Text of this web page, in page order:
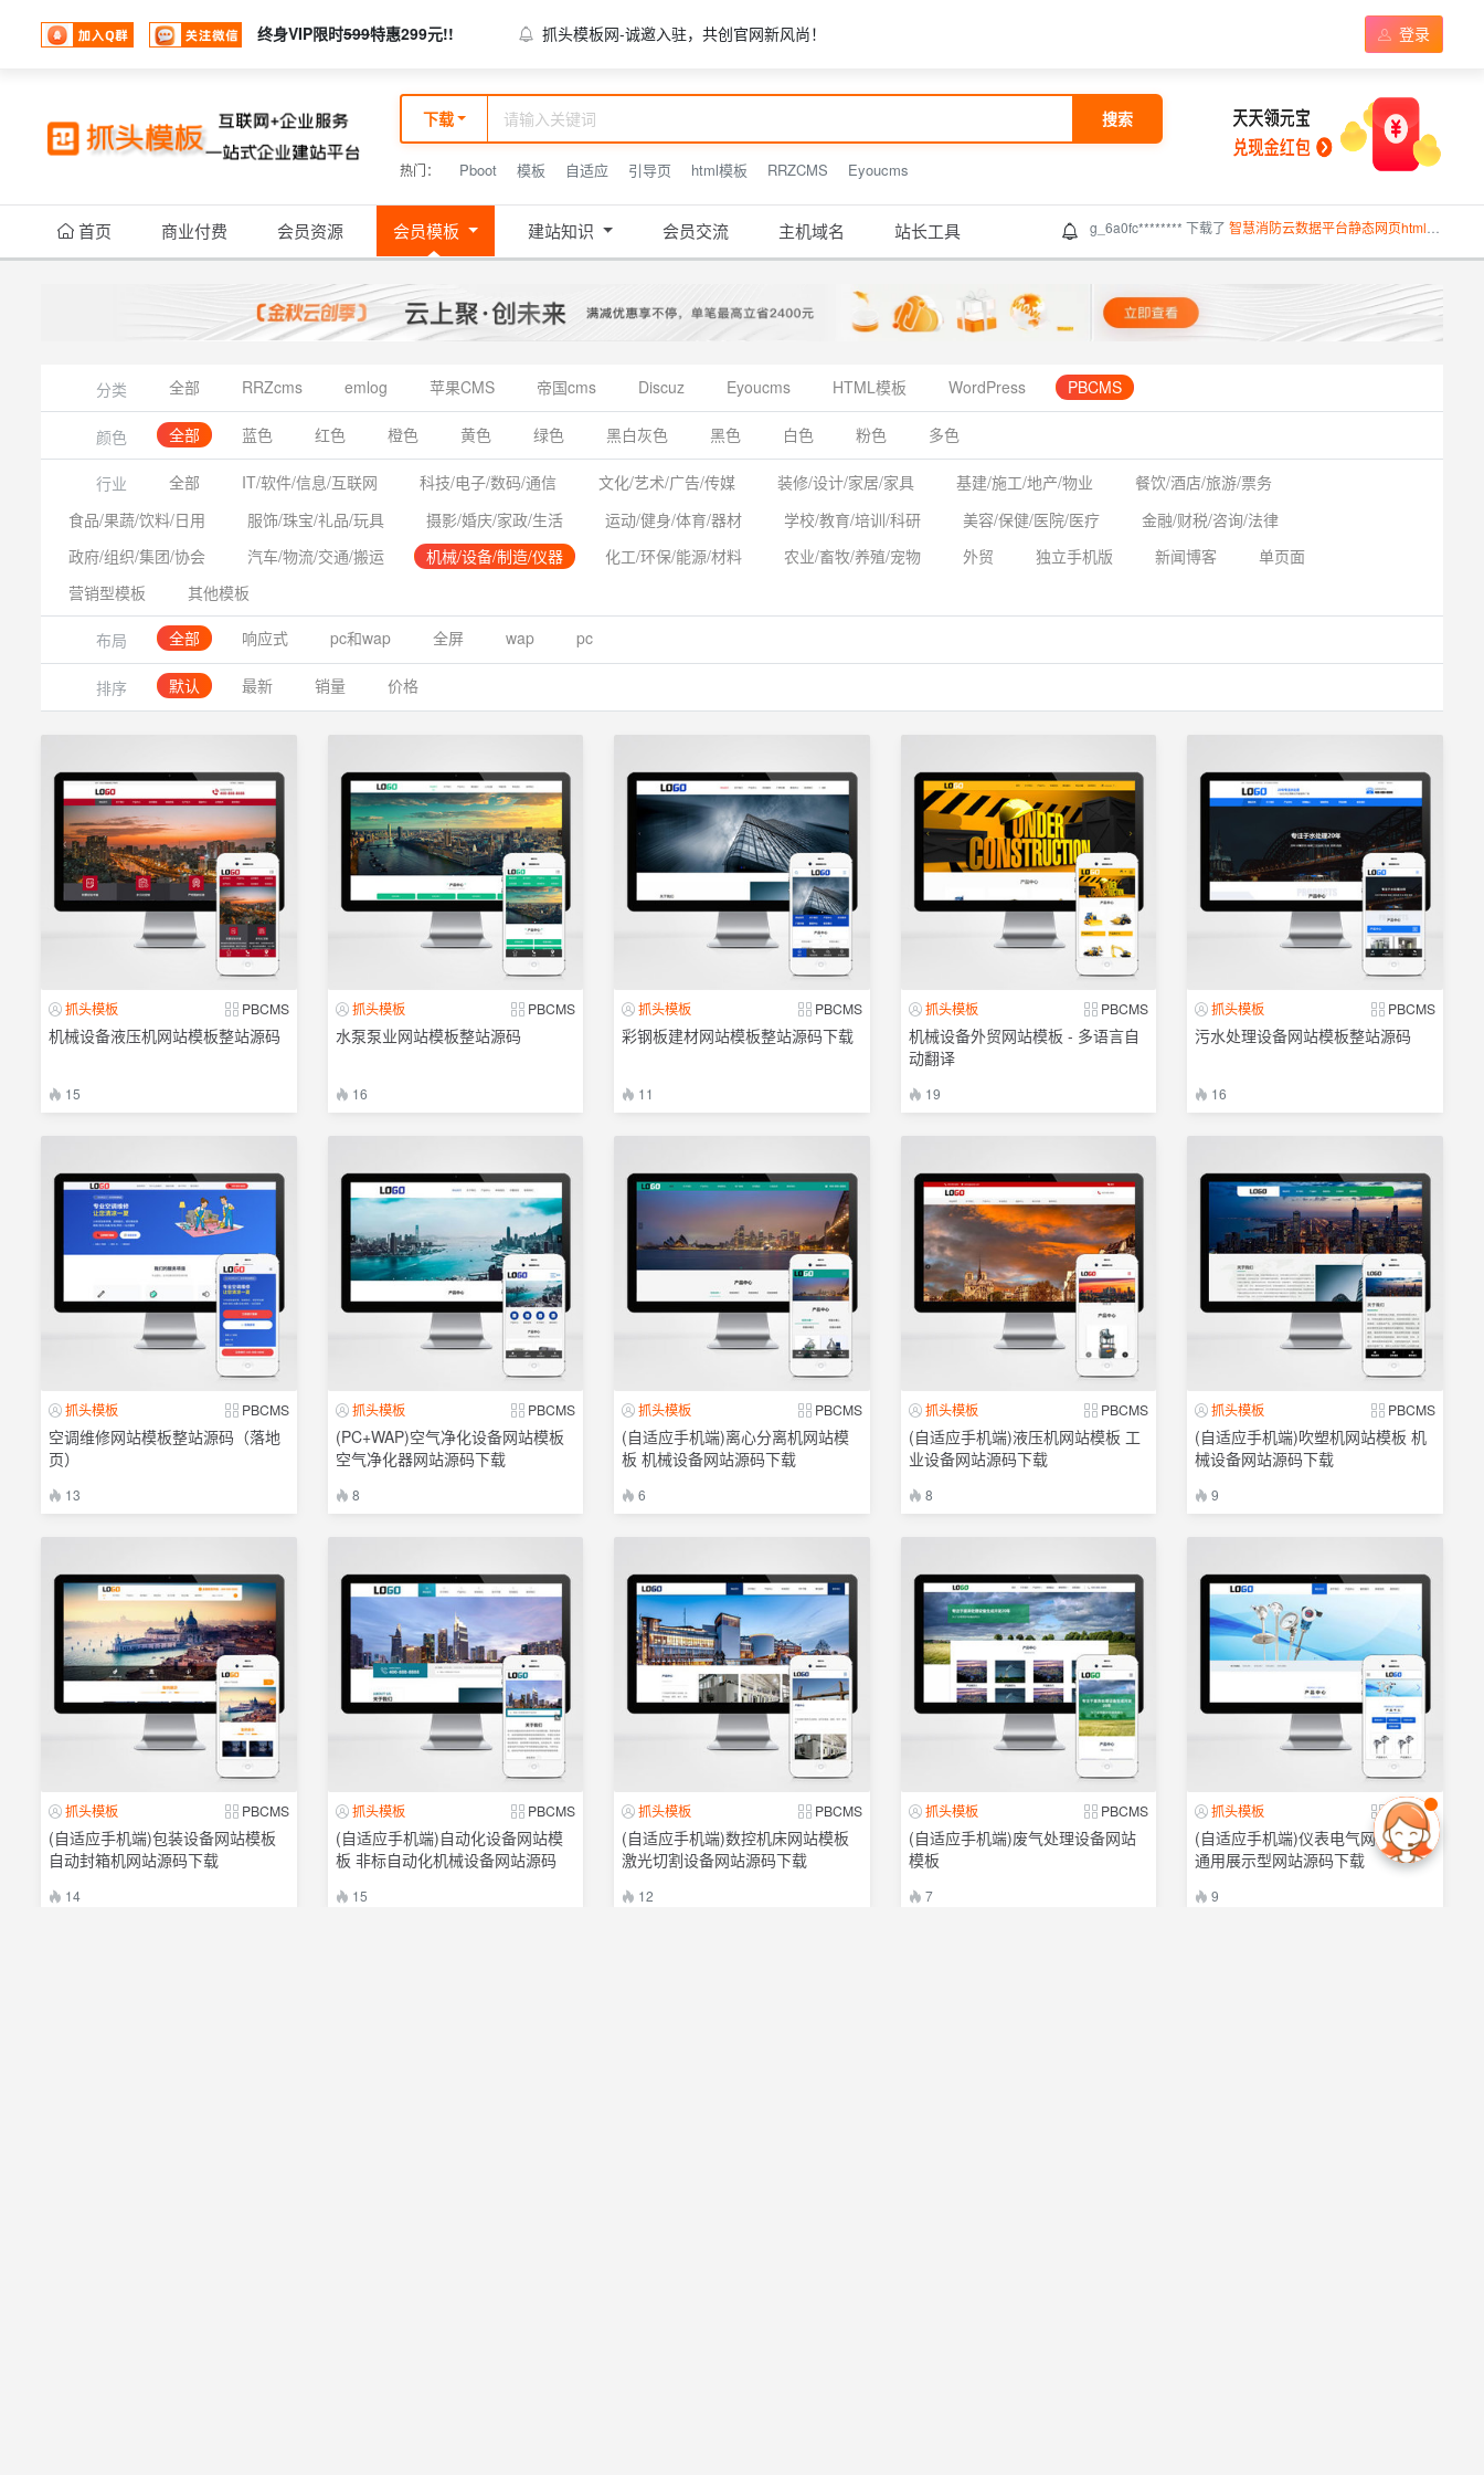
终身VIP限时599特惠299元!! 抓头模板网-诚邀入驻，共创官网新风尚！ 登录
下载 搜索
热门： Pboot 模板 自适应 引导页 html模板 RRZCMS Eyoucms
首页 商业付费 会员资源 会员模板 建站知识 会员交流 主机域名 站长工具 g_6a0fc******** 下载了 智慧消防云数据平台静态网页html模板
分类 全部 RRZcms emlog 苹果CMS 帝国cms Discuz Eyoucms HTML模板 WordPress PBCMS
颜色 全部 蓝色 红色 橙色 黄色 绿色 黑白灰色 黑色 白色 粉色 多色
行业 全部 IT/软件/信息/互联网 科技/电子/数码/通信 文化/艺术/广告/传媒 装修/设计/家居/家具 基建/施工/地产/物业
餐饮/酒店/旅游/票务
食品/果蔬/饮料/日用
服饰/珠宝/礼品/玩具 摄影/婚庆/家政/生活 运动/健身/体育/器材 学校/教育/培训/科研 美容/保健/医院/医疗
金融/财税/咨询/法律
政府/组织/集团/协会
汽车/物流/交通/搬运 机械/设备/制造/仪器 化工/环保/能源/材料 农业/畜牧/养殖/宠物 外贸 独立手机版 新闻博客
单页面
营销型模板
其他模板
布局 全部 响应式 pc和wap 全屏 wap pc
排序 默认 最新 销量 价格
抓头模板 PBCMS
机械设备液压机网站模板整站源码
15
抓头模板 PBCMS
水泵泵业网站模板整站源码
16
抓头模板 PBCMS
彩钢板建材网站模板整站源码下载
11
抓头模板 PBCMS
机械设备外贸网站模板 - 多语言自
动翻译
19
抓头模板 PBCMS
污水处理设备网站模板整站源码
16
抓头模板 PBCMS
空调维修网站模板整站源码（落地
页）
13
抓头模板 PBCMS
(PC+WAP)空气净化设备网站模板
空气净化器网站源码下载
8
抓头模板 PBCMS
(自适应手机端)离心分离机网站模
板 机械设备网站源码下载
6
抓头模板 PBCMS
(自适应手机端)液压机网站模板 工
业设备网站源码下载
8
抓头模板 PBCMS
(自适应手机端)吹塑机网站模板 机
械设备网站源码下载
9
抓头模板 PBCMS
(自适应手机端)包装设备网站模板
自动封箱机网站源码下载
14
抓头模板 PBCMS
(自适应手机端)自动化设备网站模
板 非标自动化机械设备网站源码
15
抓头模板 PBCMS
(自适应手机端)数控机床网站模板
激光切割设备网站源码下载
12
抓头模板 PBCMS
(自适应手机端)废气处理设备网站
模板
7
抓头模板 PBCMS
(自适应手机端)仪表电气网站模板
通用展示型网站源码下载
9